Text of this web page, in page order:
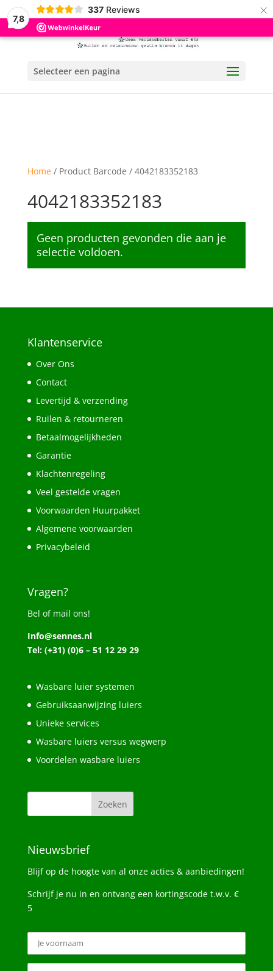
7,8
337 Reviews ×
Selecteer een pagina
Home/ Product Barcode / 4042183352183
4042183352183
Geen producten gevonden die aan je
selectie voldoen.
Klantenservice
Over Ons
Contact
Levertijd & verzending
Ruilen & retourneren
Betaalmogelijkheden
Garantie
Klachtenregeling
Veel gestelde vragen
Voorwaarden Huurpakket
Algemene voorwaarden
Privacybeleid
Vragen?
Bel of mail ons!
Info@sennes.nl
Tel: (+31) (0)6 – 51 12 29 29
Wasbare luier systemen
Gebruiksaanwijzing luiers
Unieke services
Wasbare luiers versus wegwerp
Voordelen wasbare luiers
Nieuwsbrief
Blijf op de hoogte van al onze acties & aanbiedingen!
Schrijf je nu in en ontvang een kortingscode t.w.v. €
5